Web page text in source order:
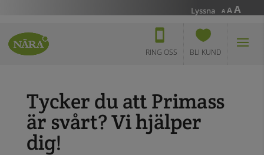
Lyssna ADecrease
font
size.
AReset
font
A
font
RING OSS BLI KUND
Tycker du att Primass
är svårt? Vi hjälper
dig!